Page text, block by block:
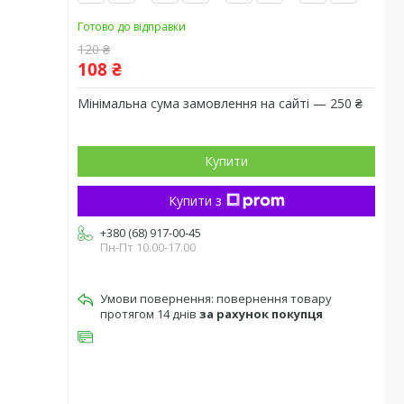
Готово до відправки
120 ₴
108 ₴
Мінімальна сума замовлення на сайті — 250 ₴
Купити
Купити з
+380 (68) 917-00-45
Пн-Пт 10.00-17.00
повернення товару
протягом 14 днів за рахунок покупця